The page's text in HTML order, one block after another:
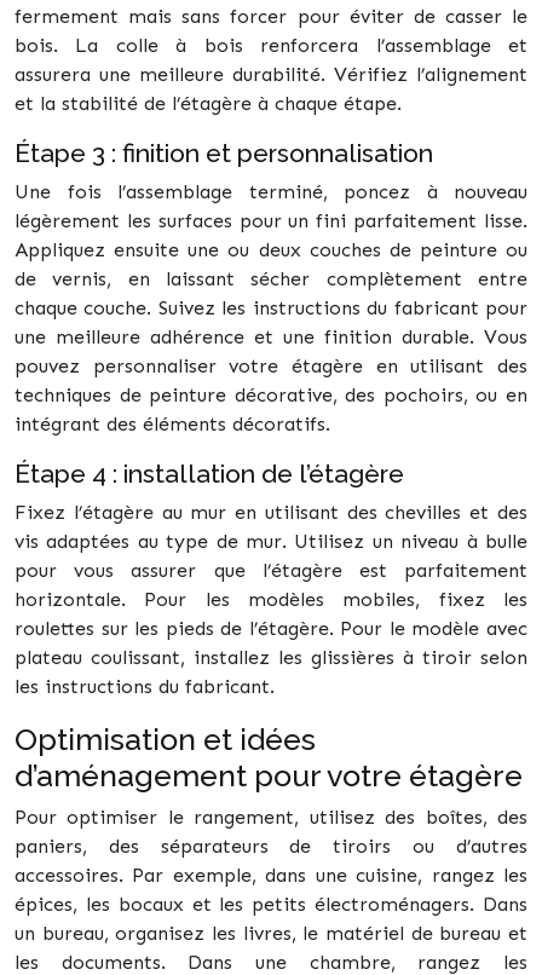
fermement mais sans forcer pour éviter de casser le
bois. La colle à bois renforcera l’assemblage et
assurera une meilleure durabilité. Vérifiez l’alignement
et la stabilité de l’étagère à chaque étape.
Étape 3 : finition et personnalisation
Une fois l’assemblage terminé, poncez à nouveau
légèrement les surfaces pour un fini parfaitement lisse.
Appliquez ensuite une ou deux couches de peinture ou
de vernis, en laissant sécher complètement entre
chaque couche. Suivez les instructions du fabricant pour
une meilleure adhérence et une finition durable. Vous
pouvez personnaliser votre étagère en utilisant des
techniques de peinture décorative, des pochoirs, ou en
intégrant des éléments décoratifs.
Étape 4 : installation de l’étagère
Fixez l’étagère au mur en utilisant des chevilles et des
vis adaptées au type de mur. Utilisez un niveau à bulle
pour vous assurer que l’étagère est parfaitement
horizontale. Pour les modèles mobiles, fixez les
roulettes sur les pieds de l’étagère. Pour le modèle avec
plateau coulissant, installez les glissières à tiroir selon
les instructions du fabricant.
Optimisation et idées
d’aménagement pour votre étagère
Pour optimiser le rangement, utilisez des boîtes, des
paniers, des séparateurs de tiroirs ou d’autres
accessoires. Par exemple, dans une cuisine, rangez les
épices, les bocaux et les petits électroménagers. Dans
un bureau, organisez les livres, le matériel de bureau et
les documents. Dans une chambre, rangez les